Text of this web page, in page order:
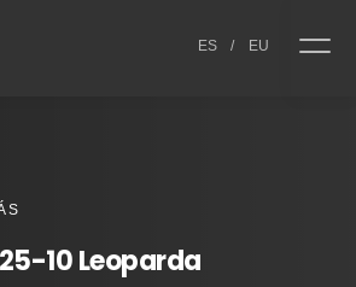
ES / EU
10 Leoparda